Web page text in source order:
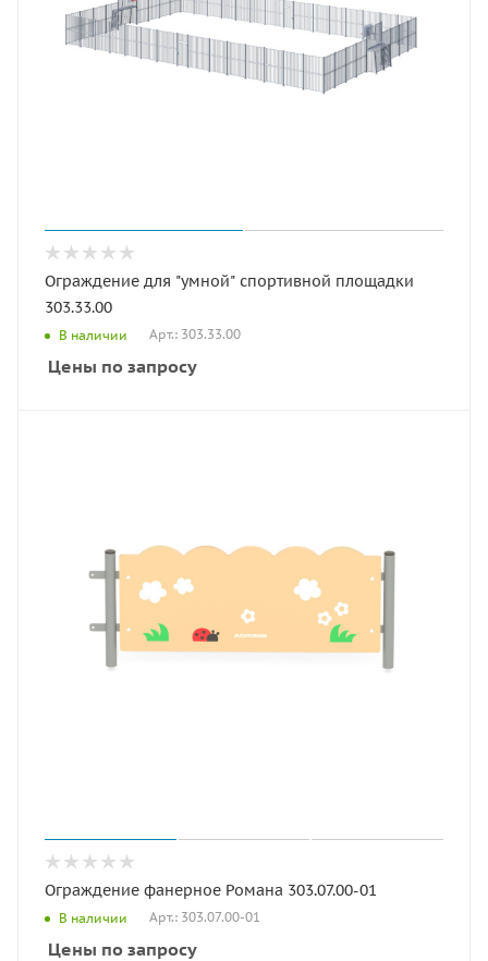
Ограждение для "умной" спортивной площадки
303.33.00
В наличии Арт.: 303.33.00
Цены по запросу
Ограждение фанерное Романа 303.07.00-01
В наличии Арт.: 303.07.00-01
Цены по запросу